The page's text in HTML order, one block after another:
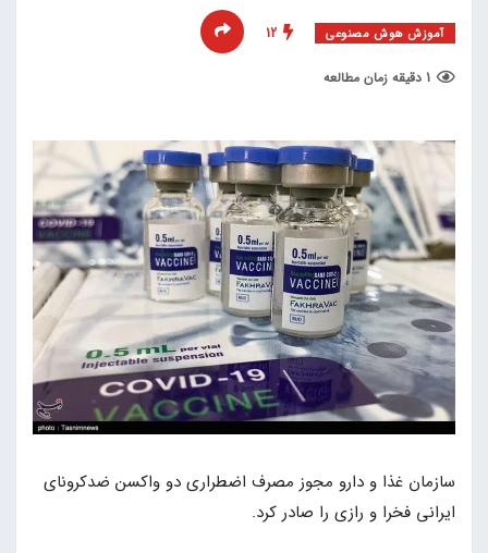
آموزش هوش مصنوعی 12
1 دقیقه زمان مطالعه
سازمان غذا و دارو مجوز مصرف اضطراری دو واکسن ضدکرونای
ایرانی فخرا و رازی را صادر کرد.